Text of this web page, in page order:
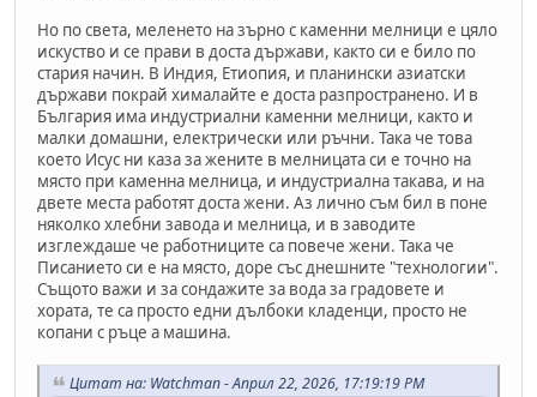
Но по света, меленето на зърно с каменни мелници е цяло
искуство и се прави в доста държави, както си е било по
стария начин. В Индия, Етиопия, и планински азиатски
държави покрай хималайте е доста разпространено. И в
България има индустриални каменни мелници, както и
малки домашни, електрически или ръчни. Така че това
което Исус ни каза за жените в мелницата си е точно на
място при каменна мелница, и индустриална такава, и на
двете места работят доста жени. Аз лично съм бил в поне
няколко хлебни завода и мелница, и в заводите
изглеждаше че работниците са повече жени. Така че
Писанието си е на място, доре със днешните "технологии".
Същото важи и за сондажите за вода за градовете и
хората, те са просто едни дълбоки кладенци, просто не
копани с ръце а машина.
Цитат на: Watchman - Април 22, 2026, 17:19:19 PM